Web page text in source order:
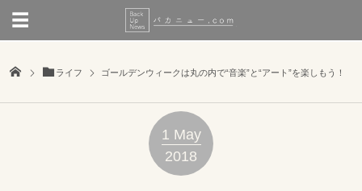
ライフ ゴールデンウィークは丸の内で“音楽”と“アート”を楽しもう！
1 May
2018